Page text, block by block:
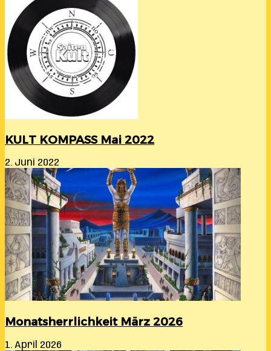
KULT KOMPASS Mai 2022
2. Juni 2022
Monatsherrlichkeit März 2026
1. April 2026